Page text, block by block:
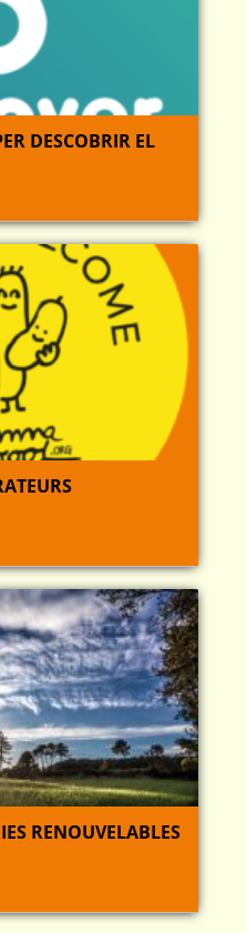
DESCOBRIR EL
RENOUVELABLES